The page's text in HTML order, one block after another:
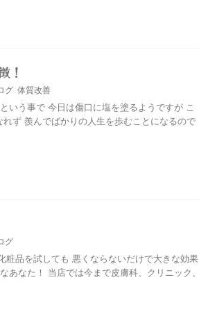
！
グ 体質改善
いう事で 今日は傷口に塩を塗るようですが こ
ず 羨んでばかりの人生を歩むことになるので
グ
粧品を試しても 悪くならないだけで大きな効果
なた！ 当店では今まで皮膚科、クリニック、